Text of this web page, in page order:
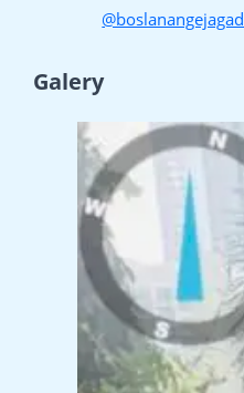
@boslanangejagad
Galery